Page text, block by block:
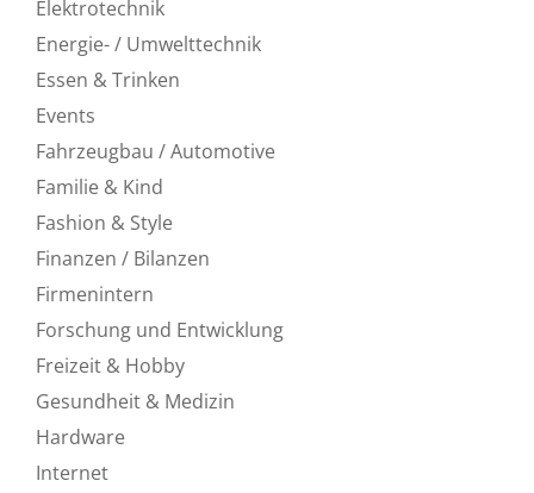
Elektrotechnik
Energie- / Umwelttechnik
Essen & Trinken
Events
Fahrzeugbau / Automotive
Familie & Kind
Fashion & Style
Finanzen / Bilanzen
Firmenintern
Forschung und Entwicklung
Freizeit & Hobby
Gesundheit & Medizin
Hardware
Internet